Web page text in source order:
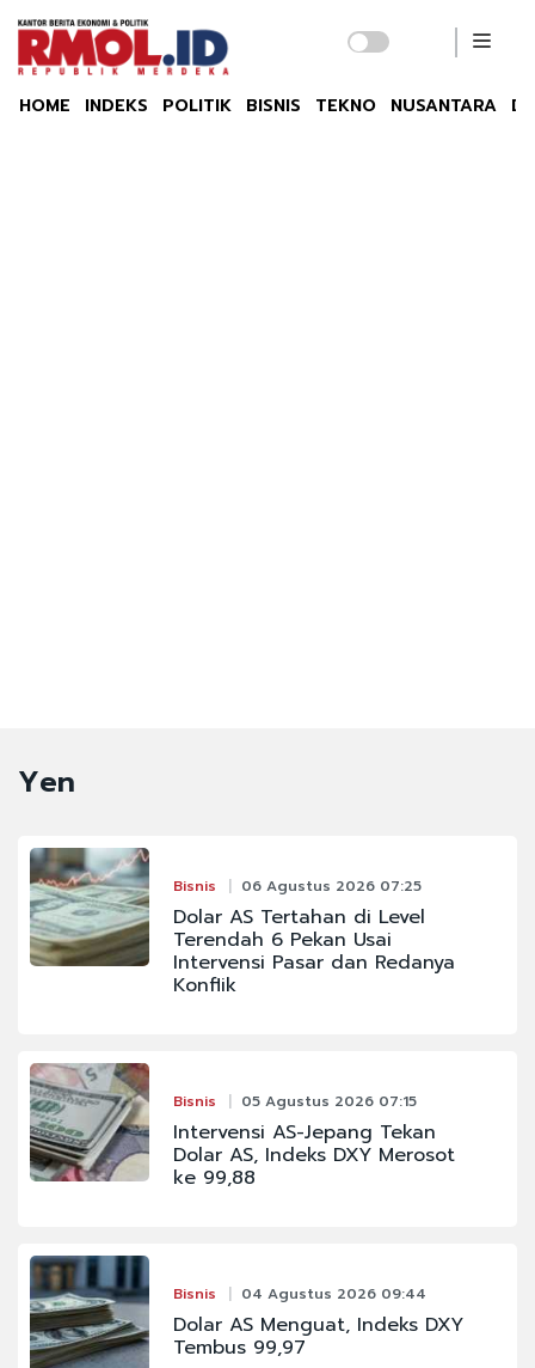
HOME INDEKS POLITIK BISNIS TEKNO NUSANTARA
Yen
Bisnis 06 Agustus 2026 07:25
Dolar AS Tertahan di Level
Terendah 6 Pekan Usai
Intervensi Pasar dan Redanya
Konflik
Bisnis 05 Agustus 2026 07:15
Intervensi AS-Jepang Tekan
Dolar AS, Indeks DXY Merosot
ke 99,88
Bisnis 04 Agustus 2026 09:44
Dolar AS Menguat, Indeks DXY
Tembus 99,97